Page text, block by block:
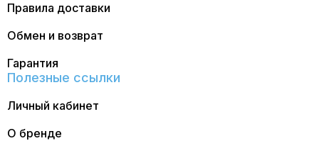
Правила доставки
Обмен и возврат
Гарантия
Полезные ссылки
Личный кабинет
О бренде